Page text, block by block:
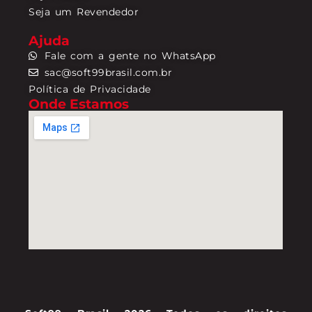
Seja um Revendedor
Ajuda
Fale com a gente no WhatsApp
sac@soft99brasil.com.br
Política de Privacidade
Onde Estamos